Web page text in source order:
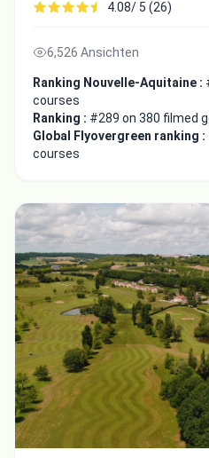
4.08/ 5 (26)
6,526 Ansichten
Ranking Nouvelle-Aquitaine :
courses
Ranking : #289 on 380 filmed
Global Flyovergreen ranking :
courses